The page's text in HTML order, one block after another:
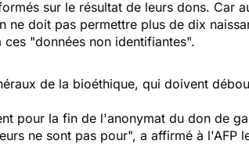
sur le résultat de leurs dons. Car
doit pas permettre plus de dix
"données non identifiantes".
de la bioéthique, qui doivent
pour la fin de l'anonymat du don de
ne sont pas pour", a affirmé à l'AFP